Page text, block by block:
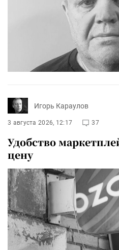
Игорь Караулов
3 августа 2026, 12:17 37
Удобство
цену